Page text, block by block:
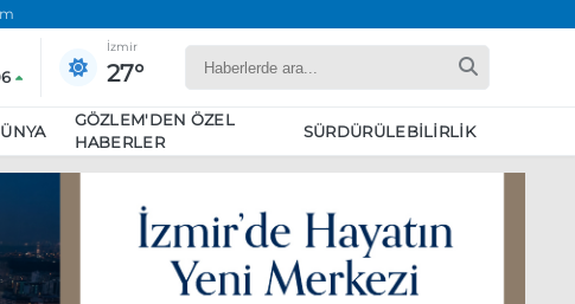
İzmir
27°
GÖZLEM'DEN ÖZEL
HABERLER
SÜRDÜRÜLEBILIRLIK